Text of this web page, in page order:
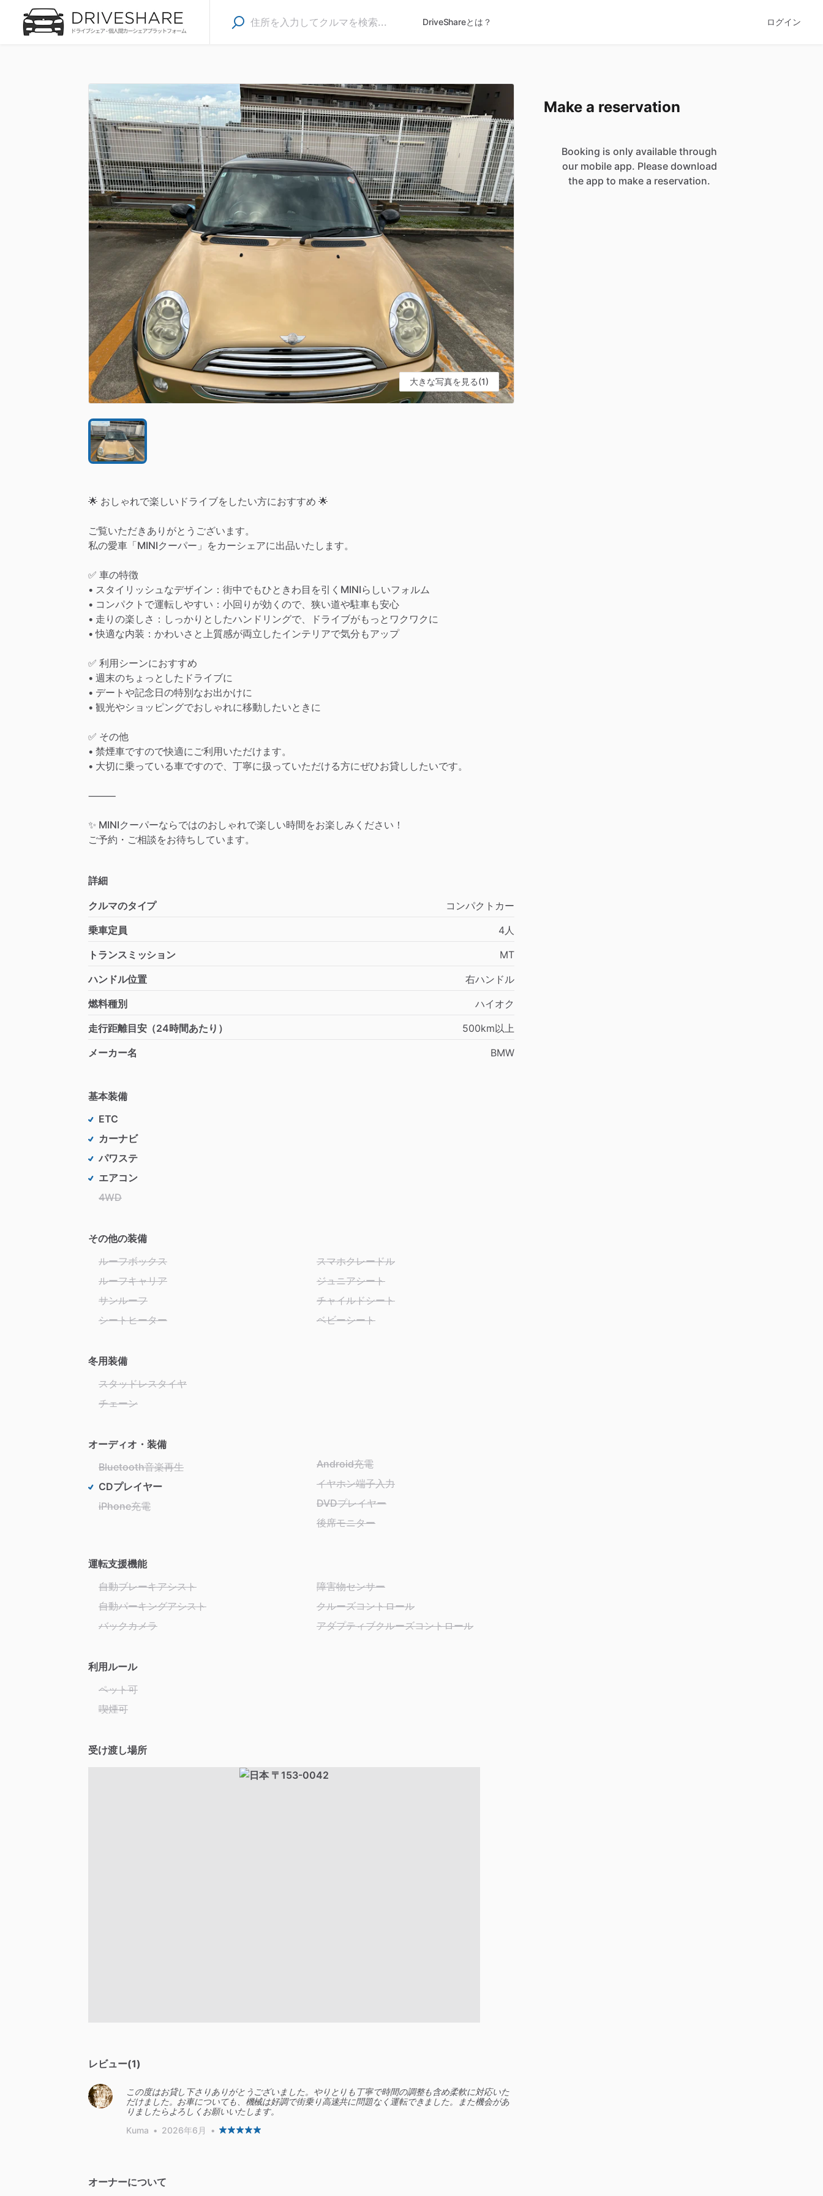
DriveShareとは？ ログイン
大きな写真を見る(1)
🌟 おしゃれで楽しいドライブをしたい方におすすめ 🌟
ご覧いただきありがとうございます。
私の愛車「MINIクーパー」をカーシェアに出品いたします。
✅ 車の特徴
• スタイリッシュなデザイン：街中でもひときわ目を引くMINIらしいフォルム
• コンパクトで運転しやすい：小回りが効くので、狭い道や駐車も安心
• 走りの楽しさ：しっかりとしたハンドリングで、ドライブがもっとワクワクに
• 快適な内装：かわいさと上質感が両立したインテリアで気分もアップ
✅ 利用シーンにおすすめ
• 週末のちょっとしたドライブに
• デートや記念日の特別なお出かけに
• 観光やショッピングでおしゃれに移動したいときに
✅ その他
• 禁煙車ですので快適にご利用いただけます。
• 大切に乗っている車ですので、丁寧に扱っていただける方にぜひお貸ししたいです。
⸻
✨ MINIクーパーならではのおしゃれで楽しい時間をお楽しみください！
ご予約・ご相談をお待ちしています。
詳細
クルマのタイプ
コンパクトカー
乗車定員
4人
トランスミッション
MT
ハンドル位置
右ハンドル
燃料種別
ハイオク
走行距離目安（24時間あたり）
500km以上
メーカー名
BMW
基本装備
ETC
カーナビ
パワステ
エアコン
4WD
その他の装備
ルーフボックス
ルーフキャリア
サンルーフ
シートヒーター
スマホクレードル
ジュニアシート
チャイルドシート
ベビーシート
冬用装備
スタッドレスタイヤ
チェーン
オーディオ・装備
Bluetooth音楽再生
CDプレイヤー
iPhone充電
Android充電
イヤホン端子入力
DVDプレイヤー
後席モニター
運転支援機能
自動ブレーキアシスト
自動パーキングアシスト
バックカメラ
障害物センサー
クルーズコントロール
アダプティブクルーズコントロール
利用ルール
ペット可
喫煙可
受け渡し場所
レビュー(1)
この度はお貸し下さりありがとうございました。やりとりも丁寧で時間の調整も含め柔軟に対応いた
だけました。お車についても、機械は好調で街乗り高速共に問題なく運転できました。また機会があ
Kuma • 2026年6月 •
オーナーについて
Make a reservation
Booking is only available through
our mobile app. Please download
the app to make a reservation.